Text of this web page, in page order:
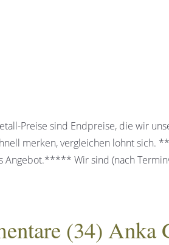
Preise sind Endpreise, die wir
merken, vergleichen lohnt
Wir sind (nach
(34) Anka